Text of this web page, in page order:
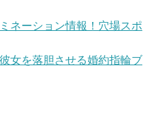
ネーション情報！穴場スポ
女を落胆させる婚約指輪ブ